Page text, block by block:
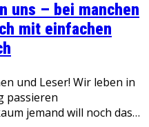
uns – bei manchen
mit einfachen
und Leser! Wir leben in
passieren
jemand will noch das…